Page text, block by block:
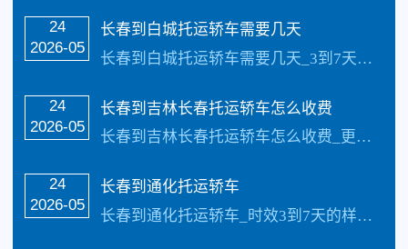
24
2026-05
长春到白城托运轿车需要几天
长春到白城托运轿车需要几天_3到7天的样子具体情况更具路况觉得，每天发车【承接业务】：私家车托运、轿车托运、小轿车托运、越野车托运、商务车托运、商品车、试驾…
24
2026-05
长春到吉林长春托运轿车怎么收费
长春到吉林长春托运轿车怎么收费_更具具体的车型、不同的牌子价值不同价格也不同还有季节性都是影响价格的因素，具体价格请电话咨询，每天发车【承接业务】：私家车托运、…
24
2026-05
长春到通化托运轿车
长春到通化托运轿车_时效3到7天的样子具体情况更具路况觉得，每天发车【承接业务】：私家车托运、轿车托运、小轿车托运、越野车托运、商务车托运、商品车、试驾活动…